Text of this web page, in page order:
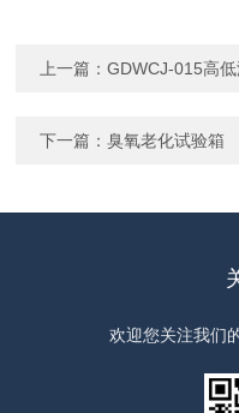
上一篇：GDWCJ-015高
下一篇：臭氧老化试验箱
欢迎您关注我们